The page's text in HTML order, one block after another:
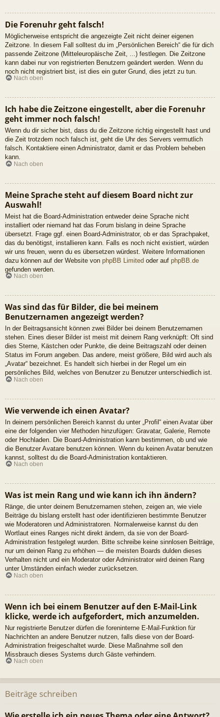
Die Forenuhr geht falsch!
Möglicherweise entspricht die angezeigte Zeit nicht deiner eigenen
Zeitzone. In diesem Fall solltest du im „Persönlichen Bereich“ die für dich
passende Zeitzone (Mitteleuropäische Zeit, ...) festlegen. Die Zeitzone
kann dabei nur von registrierten Benutzern geändert werden. Wenn du
noch nicht registriert bist, ist dies ein guter Grund, dies jetzt zu tun.
Nach oben
Ich habe die Zeitzone eingestellt, aber die Forenuhr
geht immer noch falsch!
Wenn du dir sicher bist, dass du die Zeitzone richtig eingestellt hast und
die Zeit trotzdem noch falsch ist, geht die Uhr des Servers vermutlich
falsch. Kontaktiere einen Administrator, damit er das Problem beheben
kann.
Nach oben
Meine Sprache steht auf diesem Board nicht zur
Auswahl!
Meist hat die Board-Administration entweder deine Sprache nicht
installiert oder niemand hat das Forum bislang in deine Sprache
übersetzt. Frage ggf. einen Board-Administrator, ob er das Sprachpaket,
das du benötigst, installieren kann. Falls es noch nicht existiert, würden
wir uns freuen, wenn du es übersetzen würdest. Weitere Informationen
dazu können auf der Website von phpBB Limited oder auf phpBB.de
gefunden werden.
Nach oben
Was sind das für Bilder, die bei meinem
Benutzernamen angezeigt werden?
In der Beitragsansicht können zwei Bilder bei deinem Benutzernamen
stehen. Eines dieser Bilder ist meist mit deinem Rang verknüpft: Oft sind
dies Sterne, Kästchen oder Punkte, die deine Beitragszahl oder deinen
Status im Forum angeben. Das andere, meist größere, Bild wird auch als
„Avatar“ bezeichnet. Es handelt sich hierbei in der Regel um ein
persönliches Bild, welches von Benutzer zu Benutzer unterschiedlich ist.
Nach oben
Wie verwende ich einen Avatar?
In deinem persönlichen Bereich kannst du unter „Profil“ einen Avatar über
eine der folgenden vier Methoden hinzufügen: Gravatar, Galerie, Remote
oder Hochladen. Die Board-Administration kann bestimmen, ob und wie
die Benutzer Avatare benutzen können. Wenn du keinen Avatar benutzen
kannst, solltest du die Board-Administration kontaktieren.
Nach oben
Was ist mein Rang und wie kann ich ihn ändern?
Ränge, die unter deinem Benutzernamen stehen, zeigen an, wie viele
Beiträge du bislang erstellt hast oder identifizieren bestimmte Benutzer
wie Moderatoren und Administratoren. Normalerweise kannst du den
Wortlaut eines Ranges nicht direkt ändern, da sie von der Board-
Administration festgelegt wurden. Bitte schreibe keine sinnlosen Beiträge,
nur um deinen Rang zu erhöhen — die meisten Boards dulden dieses
Verhalten nicht und ein Moderator oder Administrator wird deinen Rang
unter Umständen einfach wieder zurücksetzen.
Nach oben
Wenn ich bei einem Benutzer auf den E-Mail-Link
klicke, werde ich aufgefordert, mich anzumelden.
Nur registrierte Benutzer dürfen die foreninterne E-Mail-Funktion für
Nachrichten an andere Benutzer nutzen, falls diese von der Board-
Administration freigeschaltet wurde. Diese Maßnahme soll den
Missbrauch dieses Systems durch Gäste verhindern.
Nach oben
Beiträge schreiben